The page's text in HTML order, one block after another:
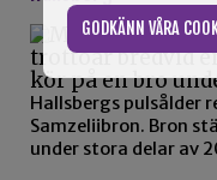
GODKÄNN VÅRA
Hallsbergs pulsålder
Samzeliibron. Bron
under stora delar av